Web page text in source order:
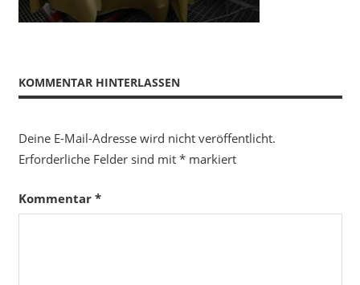
KOMMENTAR HINTERLASSEN
Deine E-Mail-Adresse wird nicht veröffentlicht.
Erforderliche Felder sind mit *markiert
Kommentar *